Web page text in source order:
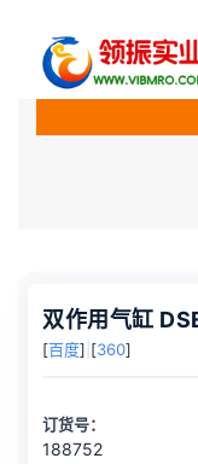
双作用气缸
[百度] [360]
订货号：
188752